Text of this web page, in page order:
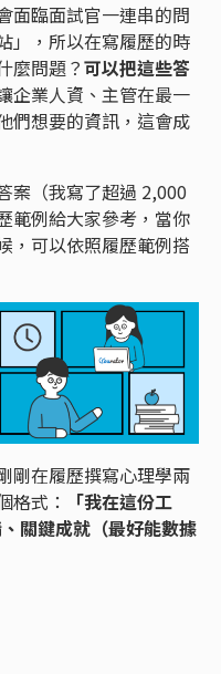
面臨面試官一連串的問
」，所以在寫履歷的時
麼問題？可以把這些答
企業人資、主管在最一
們想要的資訊，這會成
案（我寫了超過 2,000
範例給大家參考，當你
，可以依照履歷範例搭
剛在履歷撰寫心理學兩
格式：
「我在這份工
關鍵成就（最好能數據